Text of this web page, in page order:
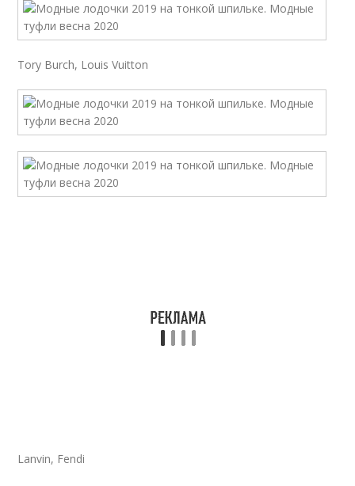
Tory Burch, Louis Vuitton
Lanvin, Fendi